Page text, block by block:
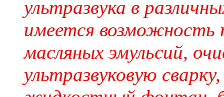
ультразвука в
имеется возможность
масляных эмульсий,
ультразвуковую